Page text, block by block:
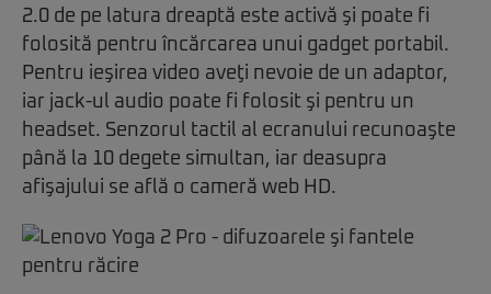
2.0 de pe latura dreaptă este activă şi poate fi
folosită pentru încărcarea unui gadget portabil.
Pentru ieşirea video aveţi nevoie de un adaptor,
iar jack-ul audio poate fi folosit şi pentru un
headset. Senzorul tactil al ecranului recunoaşte
până la 10 degete simultan, iar deasupra
afişajului se află o cameră web HD.